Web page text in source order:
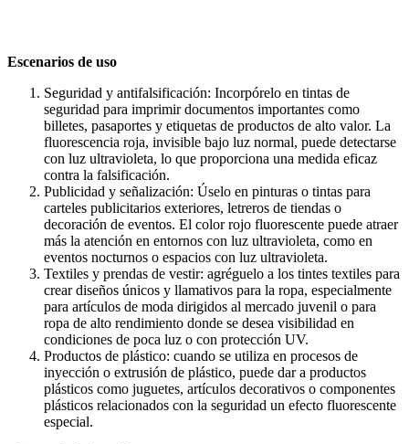
Escenarios de uso
Seguridad y antifalsificación: Incorpórelo en tintas de
seguridad para imprimir documentos importantes como
billetes, pasaportes y etiquetas de productos de alto valor. La
fluorescencia roja, invisible bajo luz normal, puede detectarse
con luz ultravioleta, lo que proporciona una medida eficaz
contra la falsificación.
Publicidad y señalización: Úselo en pinturas o tintas para
carteles publicitarios exteriores, letreros de tiendas o
decoración de eventos. El color rojo fluorescente puede atraer
más la atención en entornos con luz ultravioleta, como en
eventos nocturnos o espacios con luz ultravioleta.
Textiles y prendas de vestir: agréguelo a los tintes textiles para
crear diseños únicos y llamativos para la ropa, especialmente
para artículos de moda dirigidos al mercado juvenil o para
ropa de alto rendimiento donde se desea visibilidad en
condiciones de poca luz o con protección UV.
Productos de plástico: cuando se utiliza en procesos de
inyección o extrusión de plástico, puede dar a productos
plásticos como juguetes, artículos decorativos o componentes
plásticos relacionados con la seguridad un efecto fluorescente
especial.